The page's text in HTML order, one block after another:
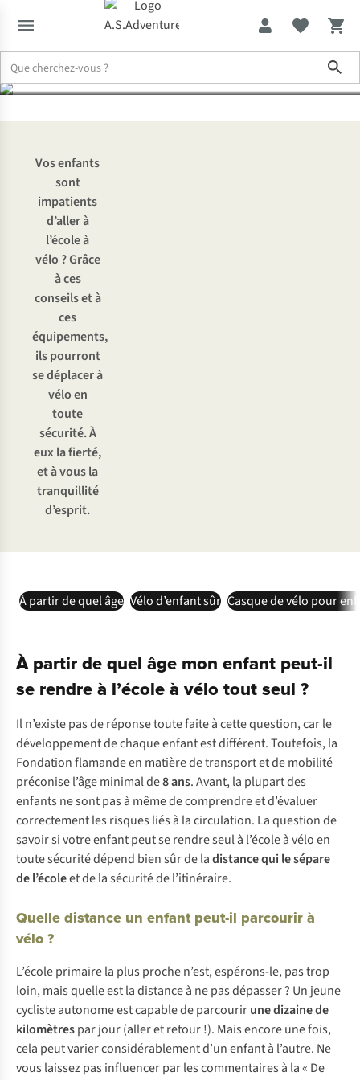
sécurité
Vos enfants
sont
impatients
d’aller à
l’école à
vélo ? Grâce
à ces
conseils et à
ces
équipements,
ils pourront
se déplacer à
vélo en
toute
sécurité. À
eux la fierté,
et à vous la
tranquillité
d’esprit.
À partir de quel âge Vélo d’enfant sûr Casque de vélo pour
À partir de quel âge mon enfant peut-il
se rendre à l’école à vélo tout seul ?
Il n’existe pas de réponse toute faite à cette question, car le
développement de chaque enfant est différent. Toutefois, la
Fondation flamande en matière de transport et de mobilité
préconise l’âge minimal de8 ans. Avant, la plupart des
enfants ne sont pas à même de comprendre et d’évaluer
correctement les risques liés à la circulation. La question de
savoir si votre enfant peut se rendre seul à l’école à vélo en
toute sécurité dépend bien sûr de ladistance qui le sépare
de l’écoleet de la sécurité de l’itinéraire.
Quelle distance un enfant peut-il parcourir à
vélo ?
L’école primaire la plus proche n’est, espérons-le, pas trop
loin, mais quelle est la distance à ne pas dépasser ? Un jeune
cycliste autonome est capable de parcourirune dizaine de
kilomètrespar jour (aller et retour !). Mais encore une fois,
cela peut varier considérablement d’un enfant à l’autre. Ne
vous laissez pas influencer par les commentaires à la « De